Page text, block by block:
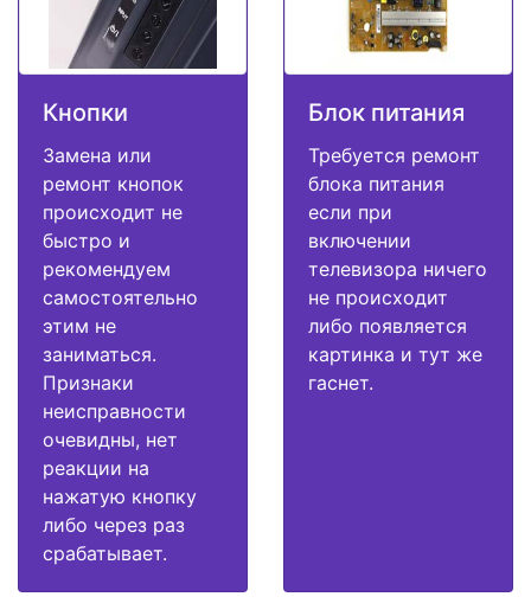
Кнопки
Замена или
ремонт кнопок
происходит не
быстро и
рекомендуем
самостоятельно
этим не
заниматься.
Признаки
неисправности
очевидны, нет
реакции на
нажатую кнопку
либо через раз
срабатывает.
Блок питания
Требуется ремонт
блока питания
если при
включении
телевизора ничего
не происходит
либо появляется
картинка и тут же
гаснет.